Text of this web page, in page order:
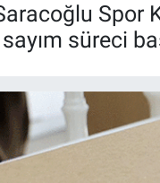
Spor
süreci